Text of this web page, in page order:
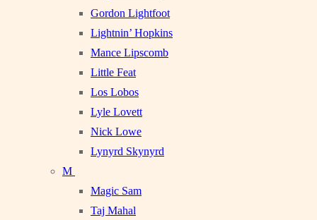
Gordon Lightfoot
Lightnin’ Hopkins
Mance Lipscomb
Little Feat
Los Lobos
Lyle Lovett
Nick Lowe
Lynyrd Skynyrd
M
Magic Sam
Taj Mahal